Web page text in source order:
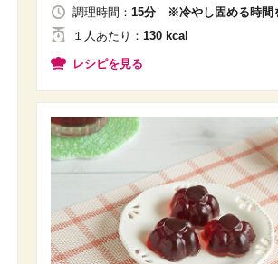
調理時間： 15分 ※冷やし固める時間
１人 あたり ： 130 kcal
レシピを見る